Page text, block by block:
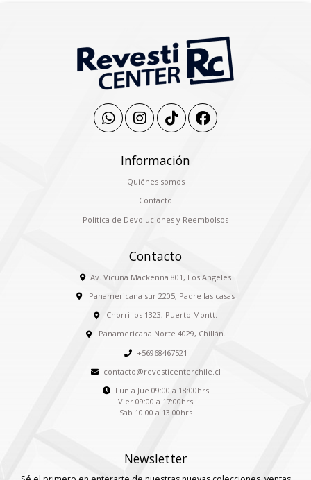
Información
Quiénes somos
Contacto
Política de Devoluciones y Reembolsos
Contacto
Av. Vicuña Mackenna 801, Los Angeles
Panamericana sur 2205, Padre las casas
Chorrillos 1323, Puerto Montt.
Panamericana Norte 4029, Chillán.
+56968467521
contacto@revesticenterchile.cl
Lun a Jue 09:00 a 18:00hrs
Vier 09:00 a 17:00hrs
Sab 10:00 a 13:00hrs
Newsletter